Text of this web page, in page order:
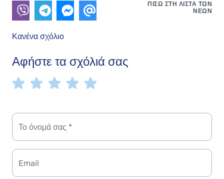
ΠΊΣΩ ΣΤΗ ΛΊΣΤΑ ΤΩΝ
ΝΈΩΝ
Κανένα σχόλιο
Αφήστε τα σχόλιά σας